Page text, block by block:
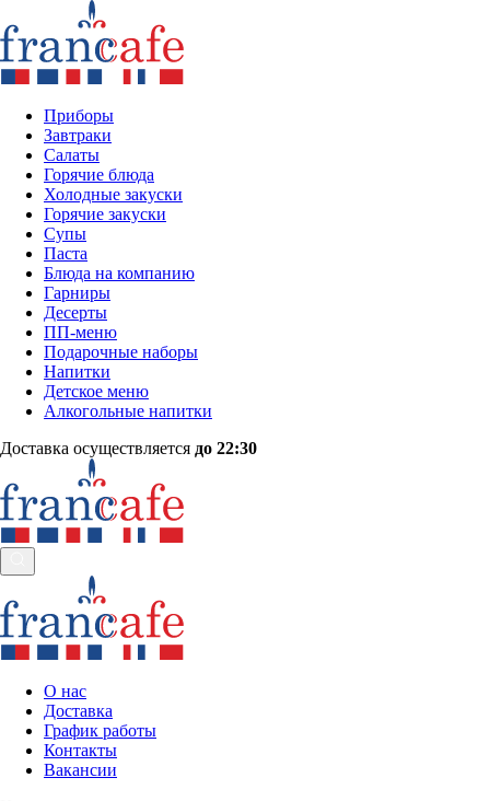
Приборы
Завтраки
Салаты
Горячие блюда
Холодные закуски
Горячие закуски
Супы
Паста
Блюда на компанию
Гарниры
Десерты
ПП-меню
Подарочные наборы
Напитки
Детское меню
Алкогольные напитки
Доставка осуществляется до 22:30
О нас
Доставка
График работы
Контакты
Вакансии